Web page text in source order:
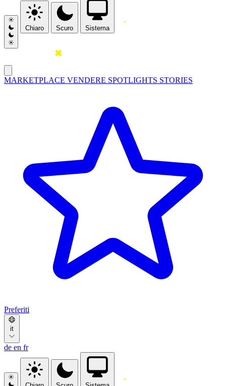
Chiaro Scuro Sistema
MARKETPLACE VENDERE SPOTLIGHTS STORIES
Preferiti
it
de en fr